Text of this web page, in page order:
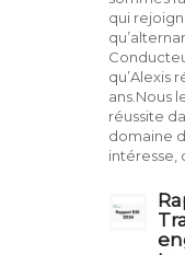
qui
qu’Alexis
ans.Nous
réussite
domaine
intéresse,